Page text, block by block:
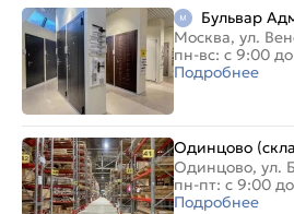
Бульвар
Москва, ул.
пн-вс: с 9:00
Подробнее
Одинцово
Одинцово, ул.
пн-пт: с 9:00
Подробнее